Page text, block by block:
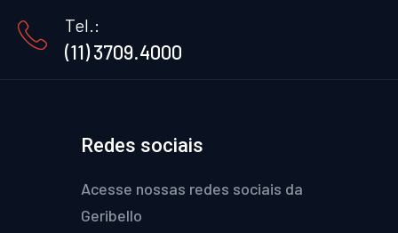
Tel.:
(11) 3709.4000
Redes sociais
Acesse nossas redes sociais da
Geribello